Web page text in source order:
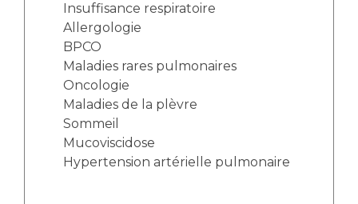
Insuffisance respiratoire
Allergologie
BPCO
Maladies rares pulmonaires
Oncologie
Maladies de la plèvre
Sommeil
Mucoviscidose
Hypertension artérielle pulmonaire